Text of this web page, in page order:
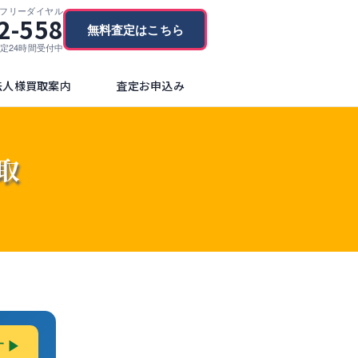
リーダイヤル
558
24時間受付中
無料査定はこちら
様買取案内 査定お申込み
▶